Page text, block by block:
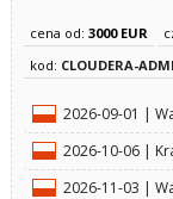
cena od: 3000 EUR
kod: CLOUDERA-
2026-09-01 |
2026-10-06 |
2026-11-03 |